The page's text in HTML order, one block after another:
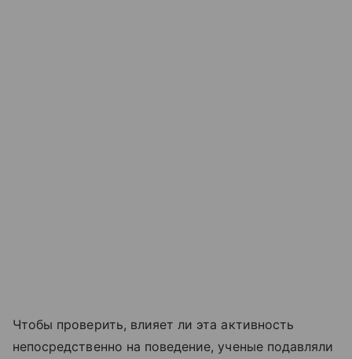
Чтобы проверить, влияет ли эта активность
непосредственно на поведение, ученые подавляли